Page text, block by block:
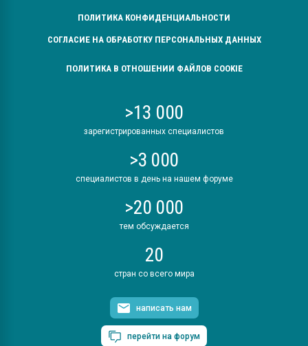
ПОЛИТИКА КОНФИДЕНЦИАЛЬНОСТИ
СОГЛАСИЕ НА ОБРАБОТКУ ПЕРСОНАЛЬНЫХ ДАННЫХ
ПОЛИТИКА В ОТНОШЕНИИ ФАЙЛОВ COOKIE
>13 000
зарегистрированных специалистов
>3 000
специалистов в день на нашем форуме
>20 000
тем обсуждается
20
стран со всего мира
написать нам
перейти на форум